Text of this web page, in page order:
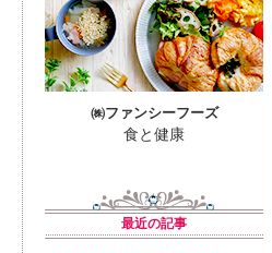
㈱ファンシーフーズ
食と健康
最近の記事